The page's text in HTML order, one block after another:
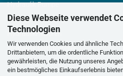
Diese Webseite verwendet
Technologien
Wir verwenden Cookies und ähnliche
Drittanbietern, um die ordentliche
gewährleisten, die Nutzung unseres
ein bestmögliches Einkaufserlebnis
Hydraulik Pumpe
Schrägverzahnung
Hydraulikmotoren
Hydraulik Mengenteiler